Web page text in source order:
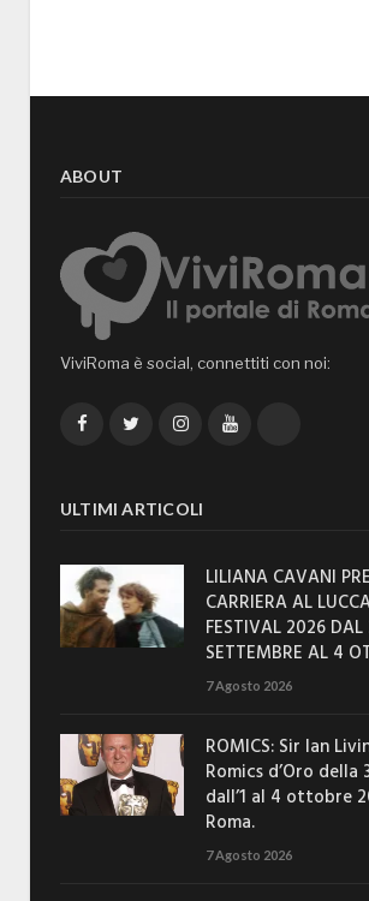
ABOUT
ViviRoma è social, connettiti con noi:
FacebookTwitterInstagramYouTube
ULTIMI ARTICOLI
LILIANA CAVANI
CARRIERA AL
FESTIVAL 2026
SETTEMBRE AL 4
7 Agosto 2026
ROMICS: Sir Ian
Romics d’Oro della
dall’1 al 4 ottobre
Roma.
7 Agosto 2026